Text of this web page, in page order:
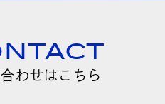
わせはこちら